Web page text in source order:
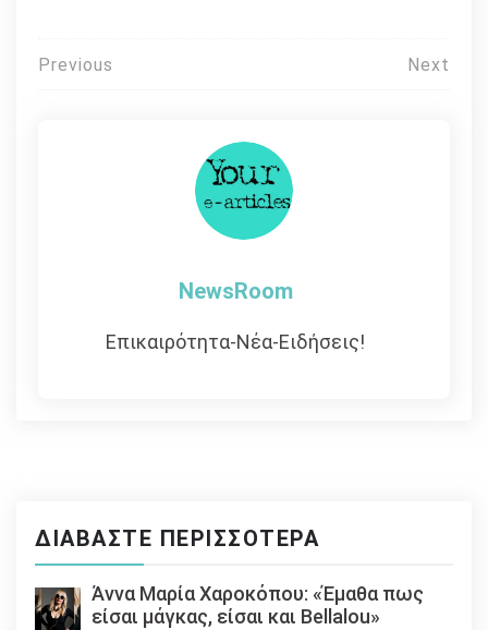
Πλοήγηση
Previous Next
NewsRoom
Επικαιρότητα-Νέα-Ειδήσεις!
ΔΙΑΒΆΣΤΕ ΠΕΡΙΣΣΌΤΕΡΑ
Άννα Μαρία Χαροκόπου: «Έμαθα πως
είσαι μάγκας, είσαι και Bellalou»